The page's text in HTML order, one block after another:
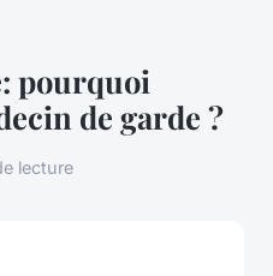
pourquoi
de garde ?
lecture